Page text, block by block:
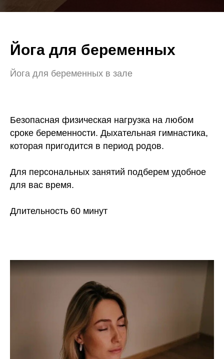
Йога для беременных
Йога для беременных в зале
Безопасная физическая нагрузка на любом
сроке беременности. Дыхательная гимнастика,
которая пригодится в период родов.
Для персональных занятий подберем удобное
для вас время.
Длительность 60 минут